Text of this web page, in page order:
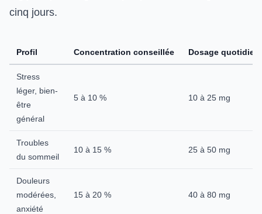
cinq jours.
Profil Concentration conseillée Dosage
Stress
léger, bien-
être
général
5 à 10 % 10 à 25 mg
Troubles
du sommeil
10 à 15 % 25 à 50 mg
Douleurs
modérées,
anxiété
15 à 20 % 40 à 80 mg